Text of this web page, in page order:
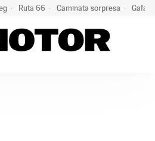
Ruta 66 Caminata sorpresa Gafas